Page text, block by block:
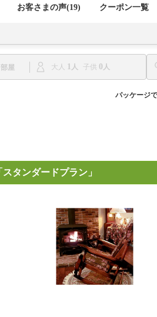
お客さまの声(19) クーポン一覧
大人 1 子供 0
パッケージ
タンダードプラン」